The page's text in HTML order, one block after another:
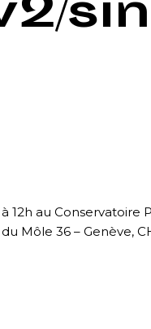
à 12h au Conservatoire
Môle 36 – Genève,